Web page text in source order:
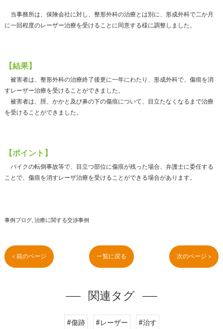
当事務所は、保険会社に対し、整形外科の治療とは別に、形成外科で二か月
に一回程度のレーザー治療を受けることに同意する様に調整しました。
【結果】
被害者は、整形外科の治療終了後更に一年にわたり、形成外科で、傷痕を消
すレーザー治療を受けることができました。
被害者は、脛、かかと及び鼻の下の傷痕について、目立たなくなるまで治療
を受けることができました。
【ポイント】
バイクの転倒事故等で、目立つ部位に傷痕が残った場合、弁護士に委任する
ことで、傷痕を消すレーザ治療を受けることができる場合があります。
事例ブログ 治療に関する交渉事例
< 前のページ 一覧に戻る 次のページ >
関連タグ
#傷跡 #レーザー #治す